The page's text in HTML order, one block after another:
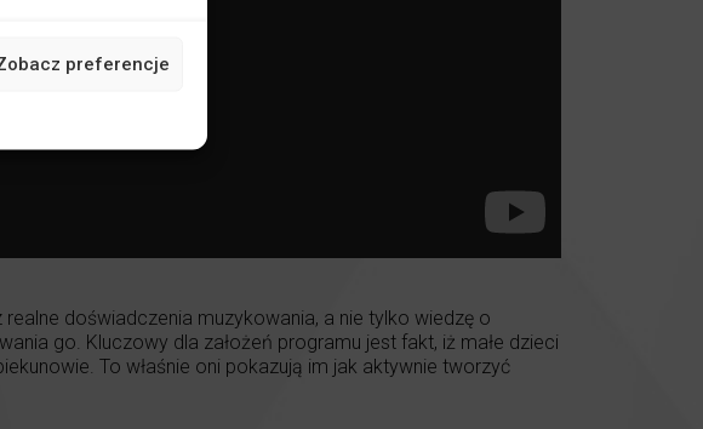
preferencje
doświadczenia muzykowania, a nie tylko wiedzę o
go. Kluczowy dla założeń programu jest fakt, iż małe dzieci
To właśnie oni pokazują im jak aktywnie tworzyć